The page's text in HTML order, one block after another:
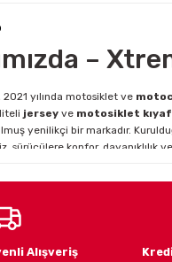
sitelerden daha pahalı.
farklı alternatifler olmalı.
–
, 2021 yılında motosiklet ve
jersey ve motosiklet
yenilikçi bir markadır.
sürücülere konfor, dayanıklılık
genişleyen ürün yelpazemiz ile
hitap ediyoruz.
desteklerken, zorlu arazi
Alışveriş